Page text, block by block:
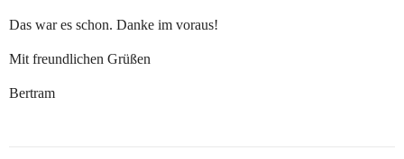
Das war es schon. Danke im voraus!
Mit freundlichen Grüßen
Bertram